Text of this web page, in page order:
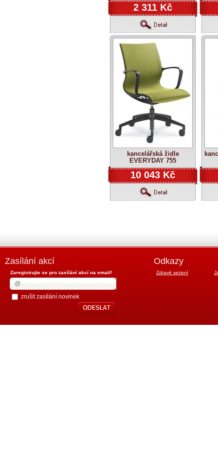
2 311 Kč
kancelářská židle
EVERYDAY 755
10 043 Kč
Zasílání akcí
Zaregistrujte se pro zasílání akcí na email!
zrušit zasílání novinek
Odkazy
Zdravé sezení